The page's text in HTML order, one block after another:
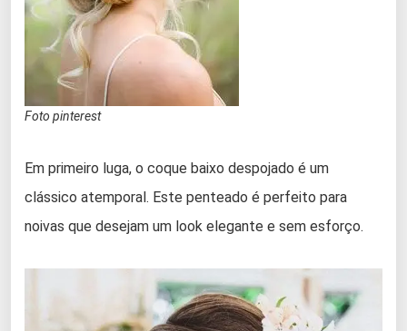
Foto pinterest
Em primeiro luga, o coque baixo despojado é um
clássico atemporal. Este penteado é perfeito para
noivas que desejam um look elegante e sem esforço.